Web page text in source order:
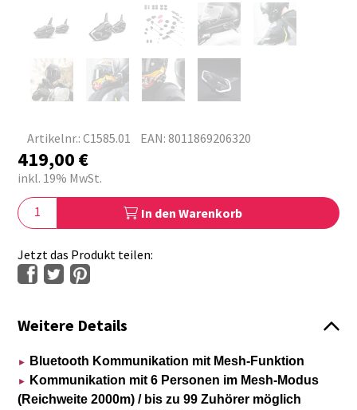
Artikelnr.: C1585.01 EAN: 8011869206320
419,00€
inkl. 19% MwSt.
In den Warenkorb
Jetzt das Produkt teilen:
Weitere Details
► Bluetooth Kommunikation mit Mesh-Funktion
►
Kommunikation mit 6 Personen im Mesh-Modus
(Reichweite 2000m) / bis zu 99 Zuhörer möglich